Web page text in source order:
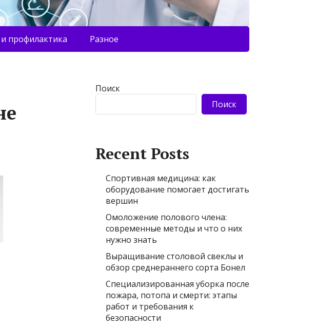
профилактика Разное
Поиск
Поиск
Recent Posts
Спортивная медицина: как
оборудование помогает достигать
вершин
Омоложение полового члена:
современные методы и что о них
нужно знать
Выращивание столовой свеклы и
обзор среднераннего сорта Бонел
Специализированная уборка после
пожара, потопа и смерти: этапы
работ и требования к
безопасности